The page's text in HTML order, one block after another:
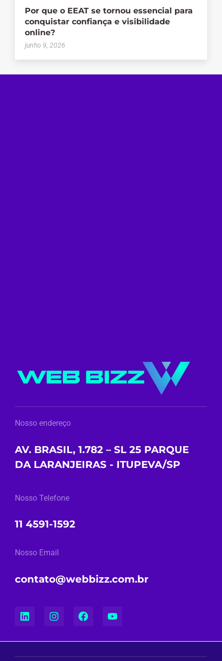
Por que o EEAT se tornou essencial para
conquistar confiança e visibilidade
online?
junho 9, 2026
Nosso endereço
AV. BRASIL, 1.782 – SL 25 PARQUE
DA LARANJEIRAS - ITUPEVA/SP
Nosso Telefone
11 4591-1592
Nosso Email
contato@webbizz.com.br